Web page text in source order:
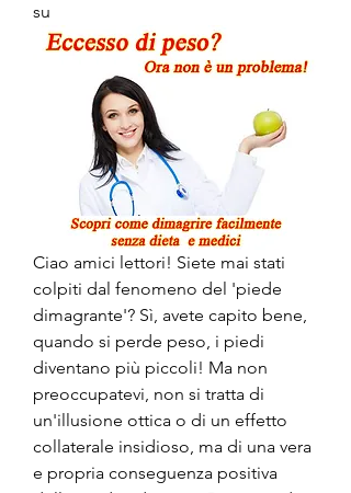
su
Ciao amici lettori! Siete mai stati
colpiti dal fenomeno del 'piede
dimagrante'? Sì, avete capito bene,
quando si perde peso, i piedi
diventano più piccoli! Ma non
preoccupatevi, non si tratta di
un'illusione ottica o di un effetto
collaterale insidioso, ma di una vera
e propria conseguenza positiva